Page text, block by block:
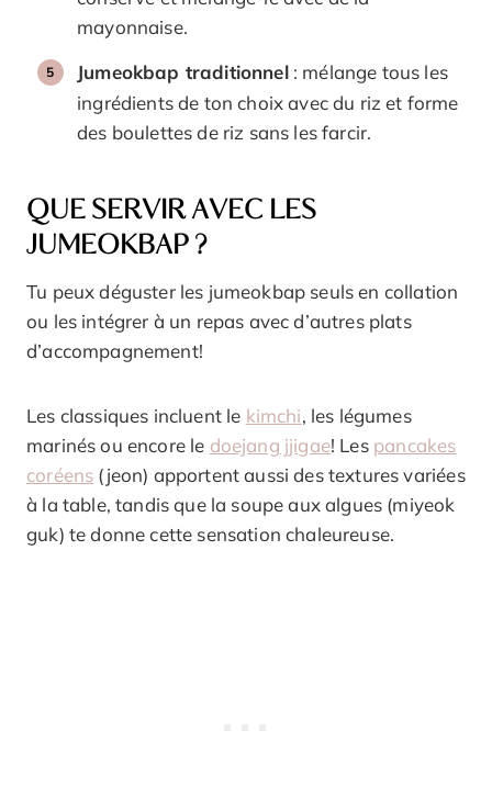
mayonnaise.
Jumeokbap traditionnel: mélange tous les
ingrédients de ton choix avec du riz et forme
des boulettes de riz sans les farcir.
QUE SERVIR AVEC LES
JUMEOKBAP ?
Tu peux déguster les jumeokbap seuls en collation
ou les intégrer à un repas avec d’autres plats
d’accompagnement!
Les classiques incluent le kimchi, les légumes
marinés ou encore le doejang jjigae! Les pancakes
coréens (jeon) apportent aussi des textures variées
à la table, tandis que la soupe aux algues (miyeok
guk) te donne cette sensation chaleureuse.